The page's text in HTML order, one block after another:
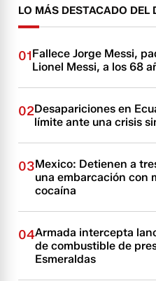
LO MÁS DESTACADO DEL
01Fallece Jorge Messi,
Lionel Messi, a los 68
02Desapariciones en
límite ante una crisis
03Mexico: Detienen a
una embarcación con
cocaína
04Armada intercepta
de combustible de
Esmeraldas